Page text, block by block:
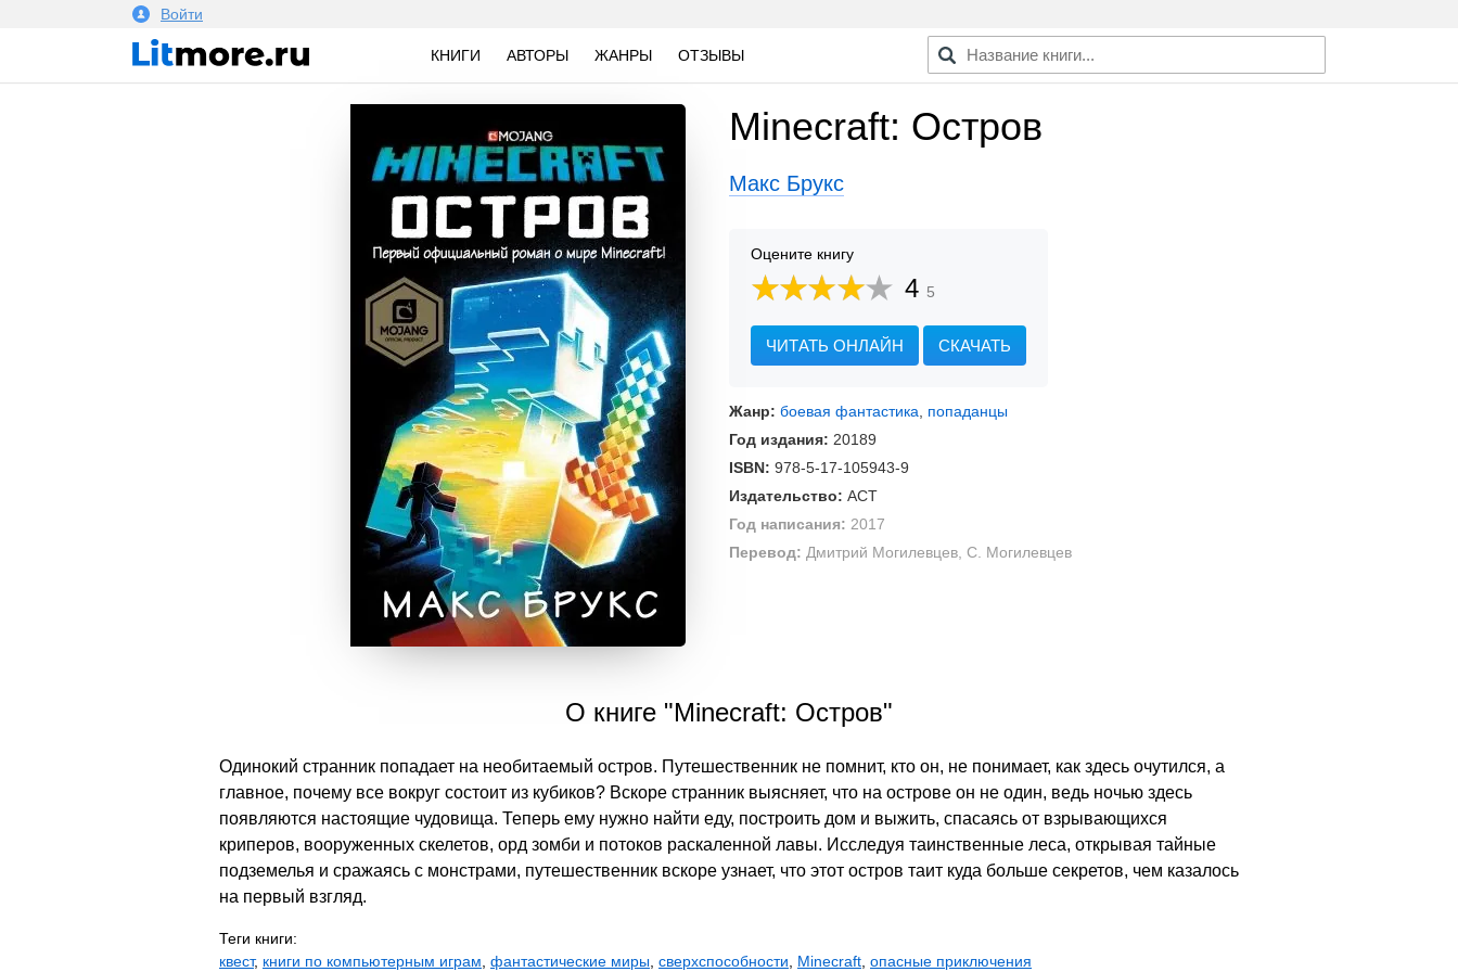
Войти
КНИГИ АВТОРЫ ЖАНРЫ ОТЗЫВЫ
Minecraft: Остров
Макс Брукс
Оцените книгу
4 5
ЧИТАТЬ ОНЛАЙН СКАЧАТЬ
Жанр: боевая фантастика
попаданцы
Год издания: 20189
ISBN: 978-5-17-105943-9
Издательство: АСТ
Год написания: 2017
Перевод: Дмитрий Могилевцев, С. Могилевцев
О книге "Minecraft: Остров"
Одинокий странник попадает на необитаемый остров. Путешественник не помнит, кто он, не понимает, как здесь очутился, а
главное, почему все вокруг состоит из кубиков? Вскоре странник выясняет, что на острове он не один, ведь ночью здесь
появляются настоящие чудовища. Теперь ему нужно найти еду, построить дом и выжить, спасаясь от взрывающихся
криперов, вооруженных скелетов, орд зомби и потоков раскаленной лавы. Исследуя таинственные леса, открывая тайные
подземелья и сражаясь с монстрами, путешественник вскоре узнает, что этот остров таит куда больше секретов, чем казалось
на первый взгляд.
Теги книги:
квест, книги по компьютерным играм фантастические миры сверхспособности Minecraft опасные приключения